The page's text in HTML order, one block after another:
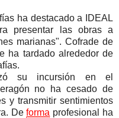
ha destacado a IDEAL
presentar las obras a
marianas". Cofrade de
ha tardado alrededor de
su incursión en el
no ha cesado de
y transmitir sentimientos
Deforma profesional ha